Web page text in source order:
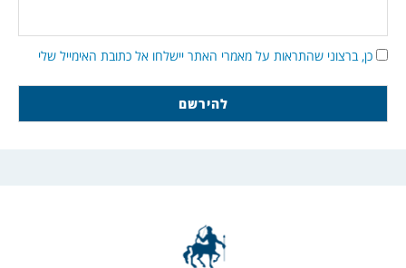
כן, ברצוני שהתראות על מאמרי האתר יישלחו אל כתובת האימייל שלי